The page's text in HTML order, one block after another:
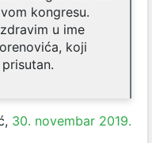
kongresu.
u ime
koji
30. novembar 2019.